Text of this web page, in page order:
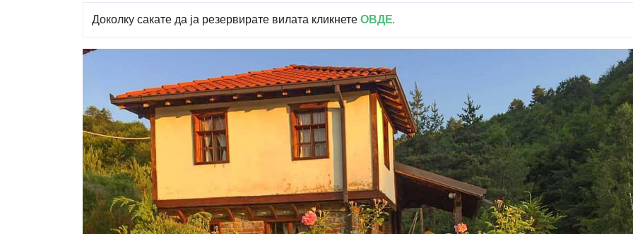
Доколку сакате да ја резервирате вилата кликнетеОВДЕ.
Целосно
Сонцето 2026:
најголемиот
во Европа